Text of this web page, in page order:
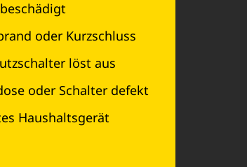
oder Kurzschluss
löst aus
oder Schalter defekt
Haushaltsgerät